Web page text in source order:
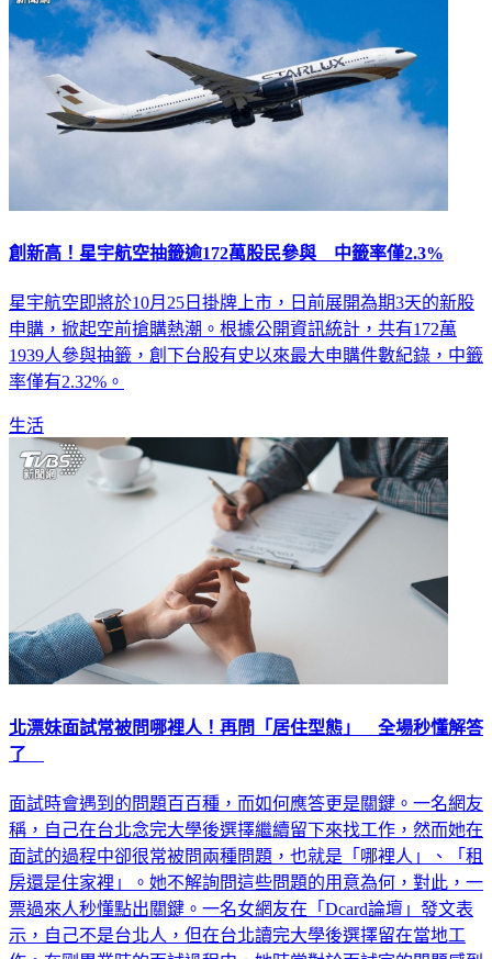
星宇航空即將於10月25日掛牌上市，日前展開為期3天的新股
申購，掀起空前搶購熱潮。根據公開資訊統計，共有172萬
1939人參與抽籤，創下台股有史以來最大申購件數紀錄，中籤
生活
北漂妹面試常被問哪裡人！再問「居住型態」 全場秒懂解答
面試時會遇到的問題百百種，而如何應答更是關鍵。一名網友
稱，自己在台北念完大學後選擇繼續留下來找工作，然而她在
面試的過程中卻很常被問兩種問題，也就是「哪裡人」、「租
房還是住家裡」。她不解詢問這些問題的用意為何，對此，一
票過來人秒懂點出關鍵。一名女網友在「Dcard論壇」發文表